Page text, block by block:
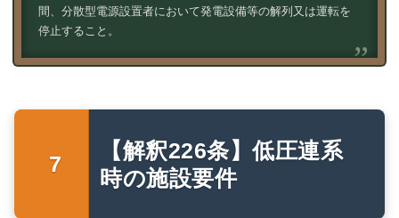
間、分散型電源設置者において発電設備等の解列又は運転を
停止すること。
【解釈226条】低圧連系
時の施設要件